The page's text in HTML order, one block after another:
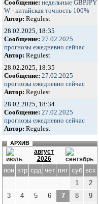
Сообщение: недельные GBPJPY
W - китайская точность 100%
Автор: Regulest
28.02.2025, 18:35
Сообщение: 27.02.2025
прогнозы ежедневно сейчас
Автор: Regulest
28.02.2025, 18:35
Сообщение: 27.02.2025
прогнозы ежедневно сейчас
Автор: Regulest
28.02.2025, 18:34
Сообщение: 27.02.2025
прогнозы ежедневно сейчас
Автор: Regulest
АРХИВ
август
2026
пон втр срд чет пят суб вск
1
2
3
4 5 6 7 8
9